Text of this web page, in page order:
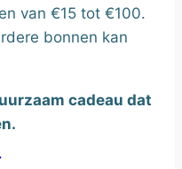
van €15 tot €100.
bonnen kan
cadeau dat
Dit